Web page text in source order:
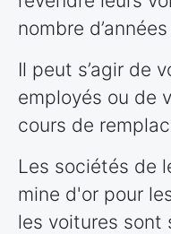
nombre
Il peut s’agir de
employés ou de
cours de
Les sociétés de
mine d'or pour
les voitures sont